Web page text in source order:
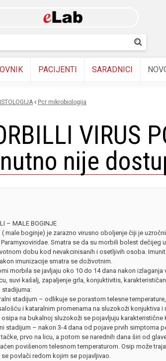
main
content
PACIJENTI SARADNICI
pcr mikrobiologija
VIRUS
nije
– MALE BOGINJE
( male boginje) je zarazno virusno oboljenje čiji je
Smatra se da su morbili bolest dečijeg
dobu kod nevakcinisanih i osetljivih osoba.
imunizacije smatra se doživotnim.
morbila se javljaju oko 10 do 14 dana nakon izlaganja
suvi kašalj, zapaljenje grla, konjuktivitis,
stadijuma:
stadijum – odlikuje se porastom telesne
i kataralnim promenama na sluzokoži konjuktiva i
osipa na bukalnoj sluzokoži se pojavljuju karakteristične
stadijum – nakon 3-4 dana od pojave prvih simptoma
tačke, prvo na licu, a potom se narednih dana širi od
povišenom telesnom temperaturom. Osip može
povlači redom kojim se pojavljivao.